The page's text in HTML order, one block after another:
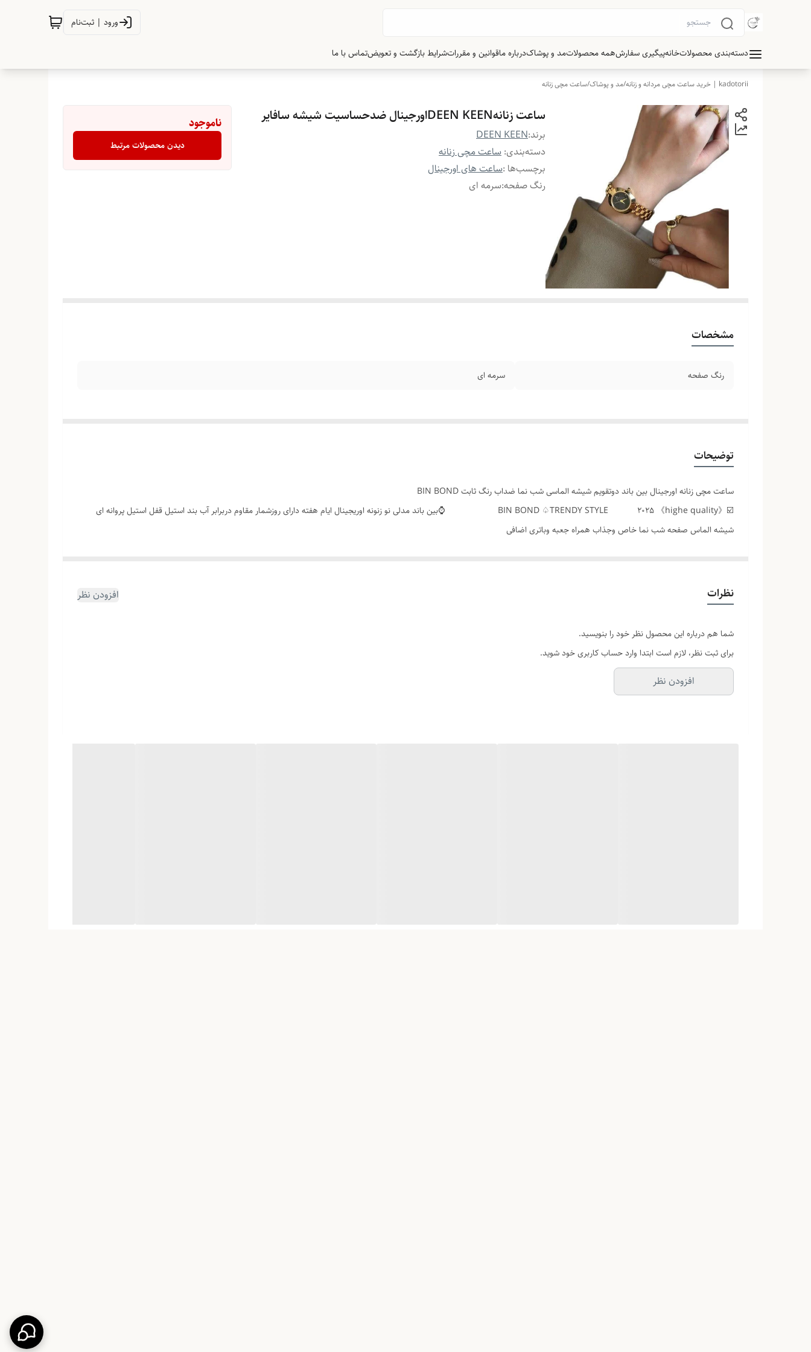
ورود | ثبت‌نام
دسته‌بندی محصولاتخانهپیگیری سفارشهمه محصولاتمد و پوشاکدرباره ماقوانین و مقرراتشرایط بازگشت و تعویضتماس با ما
kadotorii | خرید ساعت مچی مردانه و زنانه /مد و پوشاک/ساعت مچی زنانه
ساعت زنانهDEEN KEENاورجینال ضدحساسیت شیشه سافایر
برند:DEEN KEEN
دسته‌بندی: ساعت مچی زنانه
برچسب‌ها :ساعت های اورجینال
رنگ صفحه:سرمه ای
ناموجود
دیدن محصولات مرتبط
مشخصات
رنگ صفحه سرمه ای
توضیحات
ساعت مچی زنانه اورجینال بین باند دوتقویم شیشه الماسی شب نما ضداب رنگ ثابت BIN BOND
☑️BIN BOND ♤TRENDY STYLE 2025 《highe quality》 ⌚️بین باند مدلی نو زنونه اوریجینال ایام هفته دارای روزشمار مقاوم دربرابر آب بند استیل قفل استیل پروانه ای
شیشه الماس صفحه شب نما خاص وجذاب همراه جعبه وباتری اضافی
نظرات افزودن نظر
شما هم درباره این محصول نظر خود را بنویسید.
برای ثبت نظر، لازم است ابتدا وارد حساب کاربری خود شوید.
افزودن نظر